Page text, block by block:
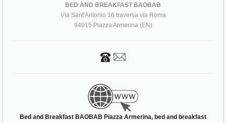
BED AND BREAKFAST BAOBAB
Via Sant'Antonio 16 traversa via Roma
94015 Piazza Armerina (EN)
Bed and Breakfast BAOBAB Piazza Armerina, bed and breakfast